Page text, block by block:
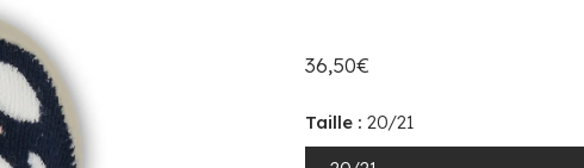
36,50€
Taille : 20/21